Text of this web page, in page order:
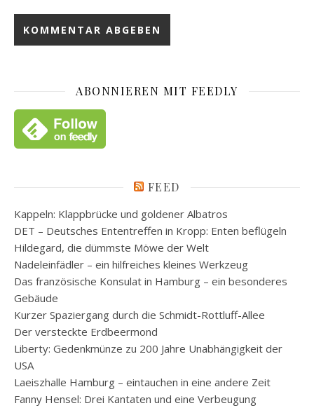
ABONNIEREN MIT FEEDLY
FEED
Kappeln: Klappbrücke und goldener Albatros
DET – Deutsches Ententreffen in Kropp: Enten beflügeln
Hildegard, die dümmste Möwe der Welt
Nadeleinfädler – ein hilfreiches kleines Werkzeug
Das französische Konsulat in Hamburg – ein besonderes
Gebäude
Kurzer Spaziergang durch die Schmidt-Rottluff-Allee
Der versteckte Erdbeermond
Liberty: Gedenkmünze zu 200 Jahre Unabhängigkeit der
USA
Laeiszhalle Hamburg – eintauchen in eine andere Zeit
Fanny Hensel: Drei Kantaten und eine Verbeugung